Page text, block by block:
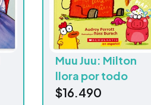
Muu Juu: Milton
llora por todo
$16.490